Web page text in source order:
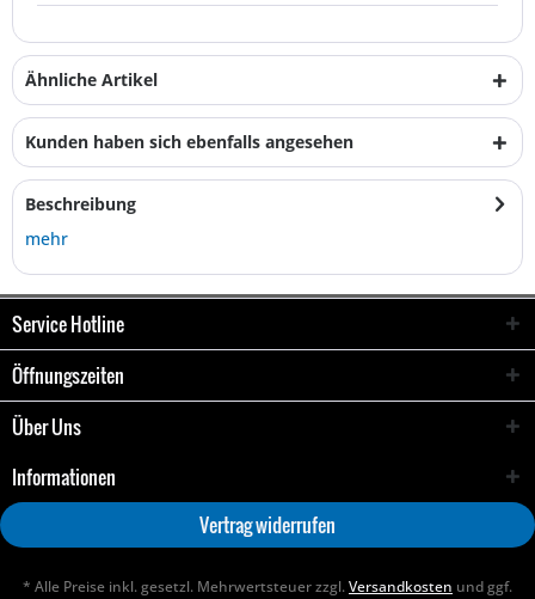
Ähnliche Artikel
Kunden haben sich ebenfalls angesehen
Beschreibung
mehr
Service Hotline
Öffnungszeiten
Über Uns
Informationen
Vertrag widerrufen
* Alle Preise inkl. gesetzl. Mehrwertsteuer zzgl.Versandkosten und ggf.